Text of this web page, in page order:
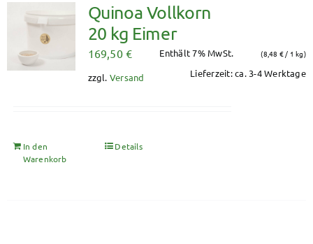
Quinoa Vollkorn
20 kg Eimer
169,50€ Enthält 7% MwSt. (8,48 € / 1 kg)
zzgl. Versand Lieferzeit: ca. 3-4 Werktage
In den
Warenkorb
Details